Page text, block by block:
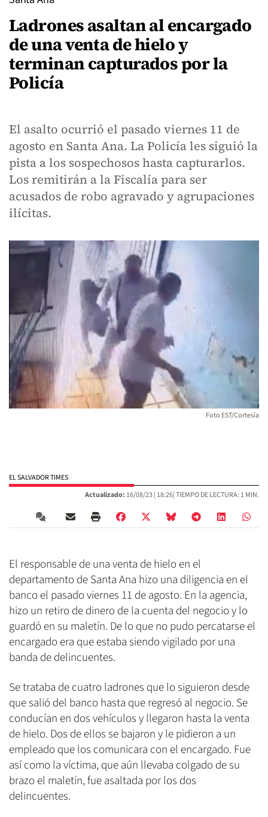
Ladrones asaltan al encargado
de una venta de hielo y
terminan capturados por la
Policía
El asalto ocurrió el pasado viernes 11 de
agosto en Santa Ana. La Policía les siguió la
pista a los sospechosos hasta capturarlos.
Los remitirán a la Fiscalía para ser
acusados de robo agravado y agrupaciones
ilícitas.
Foto EST/Cortesía
EL SALVADOR TIMES
Actualizado: 16/08/23 | 18:26| TIEMPO DE LECTURA: 1 MIN.
El responsable de una venta de hielo en el
departamento de Santa Ana hizo una diligencia en el
banco el pasado viernes 11 de agosto. En la agencia,
hizo un retiro de dinero de la cuenta del negocio y lo
guardó en su maletín. De lo que no pudo percatarse el
encargado era que estaba siendo vigilado por una
banda de delincuentes.
Se trataba de cuatro ladrones que lo siguieron desde
que salió del banco hasta que regresó al negocio. Se
conducían en dos vehículos y llegaron hasta la venta
de hielo. Dos de ellos se bajaron y le pidieron a un
empleado que los comunicara con el encargado. Fue
así como la víctima, que aún llevaba colgado de su
brazo el maletín, fue asaltada por los dos
delincuentes.